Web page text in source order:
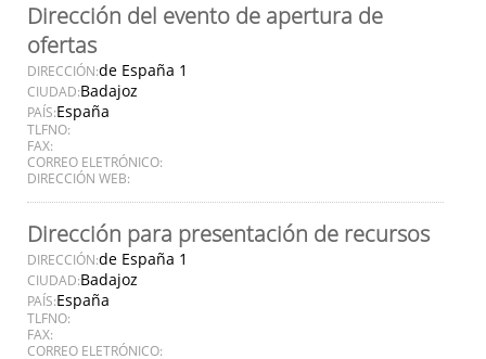
Dirección del evento de apertura de
ofertas
DIRECCIÓN:de España 1
CIUDAD:Badajoz
PAÍS:España
TLFNO:
FAX:
CORREO ELETRÓNICO:
DIRECCIÓN WEB:
Dirección para presentación de recursos
DIRECCIÓN:de España 1
CIUDAD:Badajoz
PAÍS:España
TLFNO:
FAX:
CORREO ELETRÓNICO: